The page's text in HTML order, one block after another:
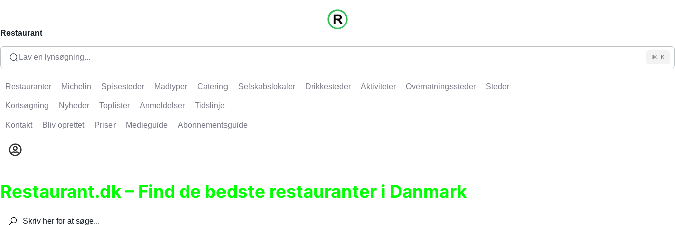
Restaurant
Lav en lynsøgning... ⌘+K
Restauranter Michelin Spisesteder Madtyper Catering Selskabslokaler Drikkesteder Aktiviteter Overnatningssteder Steder
Kortsøgning Nyheder Toplister Anmeldelser Tidslinje
Kontakt Bliv oprettet Priser Medieguide Abonnementsguide
Restaurant.dk – Find de bedste restauranter i Danmark